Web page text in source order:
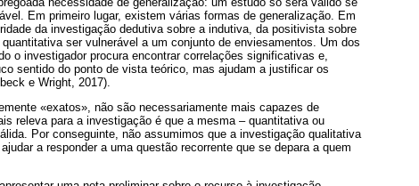
Em primeiro lugar, existem várias formas de generalização. Em
da investigação dedutiva sobre a indutiva, da positivista sobre
ser vulnerável a um conjunto de enviesamentos. Um dos
o investigador procura encontrar correlações significativas e,
sentido do ponto de vista teórico, mas ajudam a justificar os
e Wright, 2017).
«exatos», não são necessariamente mais capazes de
releva para a investigação é que a mesma – quantitativa ou
Por conseguinte, não assumimos que a investigação qualitativa
a responder a uma questão recorrente que se depara a quem